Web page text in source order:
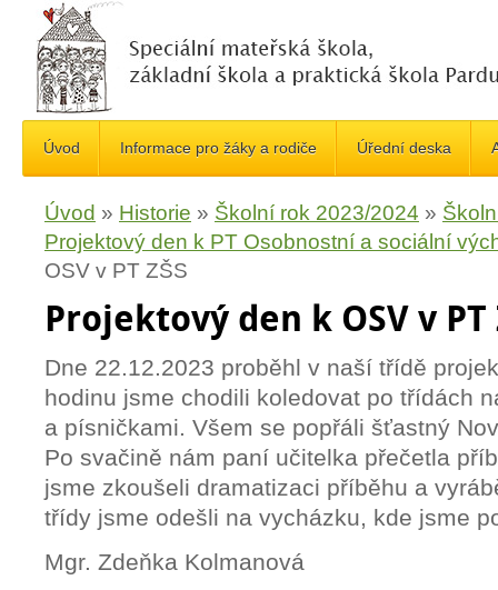
Úvod Informace pro žáky a rodiče Úřední deska
Úvod » Historie » Školní rok 2023/2024 »
Projektový den k PT Osobnostní a sociální
OSV v PT ZŠS
Projektový den k OSV v PT
Dne 22.12.2023 proběhl v naší třídě
hodinu jsme chodili koledovat po třídách
a písničkami. Všem se popřáli šťastný
Po svačině nám paní učitelka přečetla
jsme zkoušeli dramatizaci příběhu a
třídy jsme odešli na vycházku, kde jsme
Mgr. Zdeňka Kolmanová